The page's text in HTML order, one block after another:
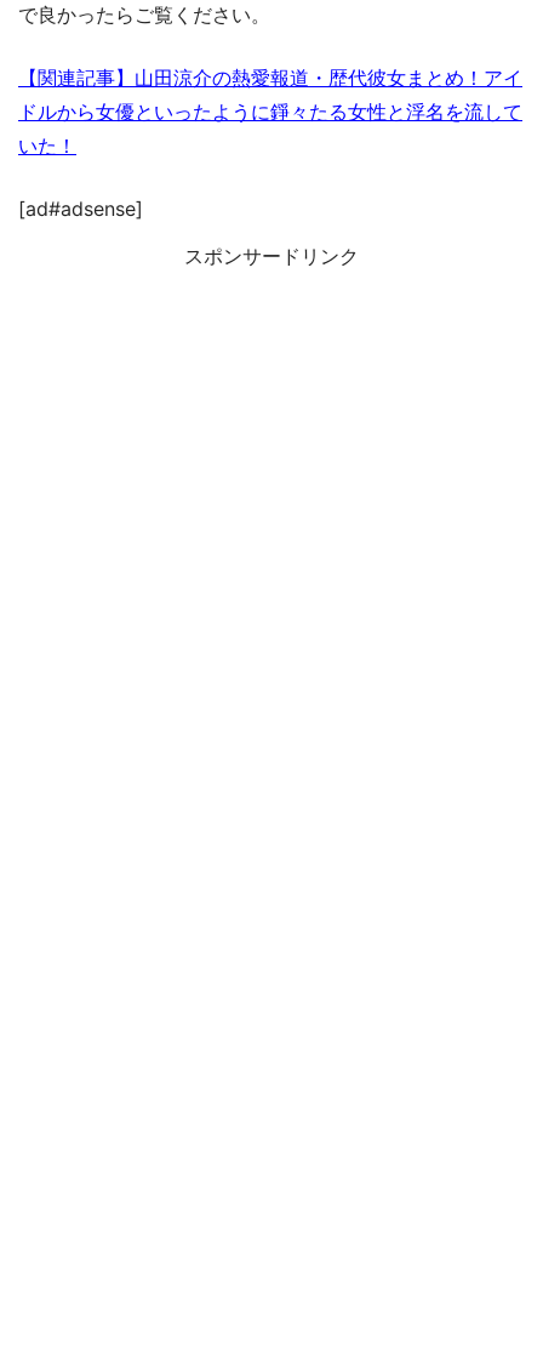
で良かったらご覧ください。
【関連記事】山田涼介の熱愛報道・歴代彼女まとめ！アイ
ドルから女優といったように錚々たる女性と浮名を流して
いた！
[ad#adsense]
スポンサードリンク